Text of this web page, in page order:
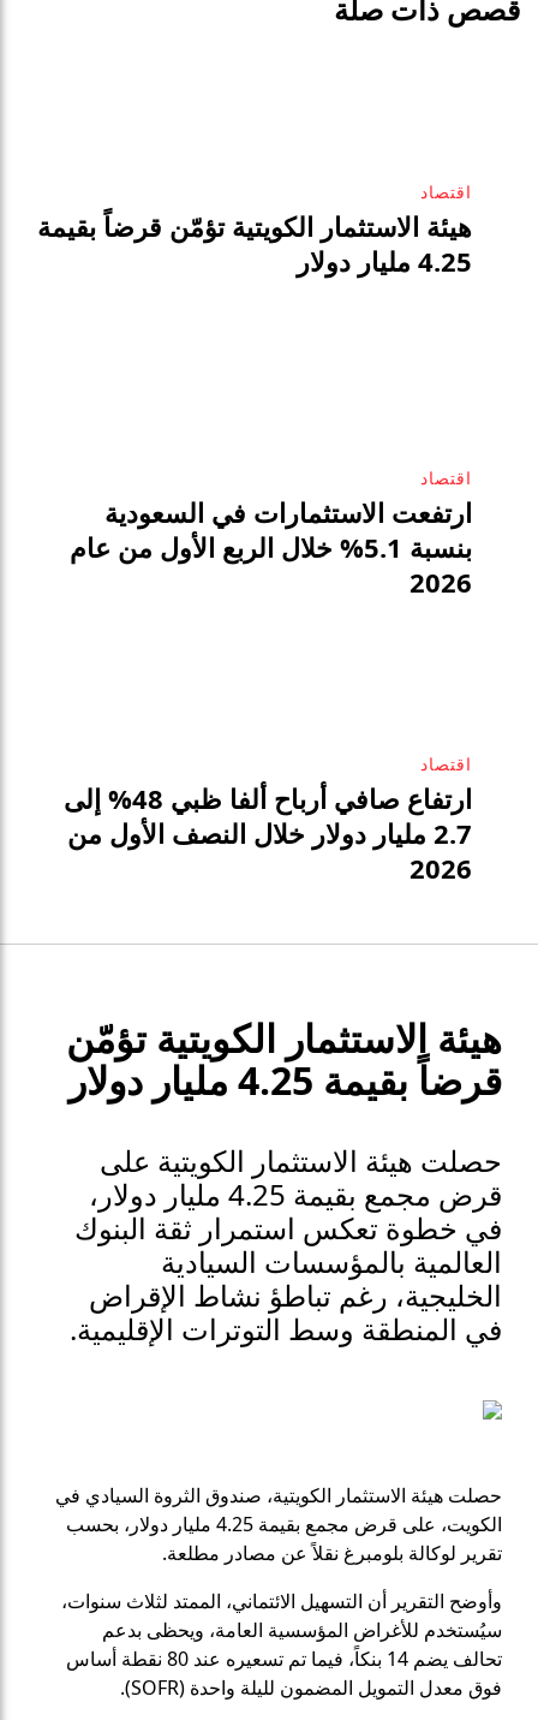
قصص ذات صلة
اقتصاد
هيئة الاستثمار الكويتية تؤمّن قرضاً بقيمة
4.25 مليار دولار
اقتصاد
ارتفعت الاستثمارات في السعودية
بنسبة 5.1% خلال الربع الأول من عام
2026
اقتصاد
ارتفاع صافي أرباح ألفا ظبي 48% إلى
2.7 مليار دولار خلال النصف الأول من
2026
هيئة الاستثمار الكويتية تؤمّن
قرضاً بقيمة 4.25 مليار دولار
حصلت هيئة الاستثمار الكويتية على
قرض مجمع بقيمة 4.25 مليار دولار،
في خطوة تعكس استمرار ثقة البنوك
العالمية بالمؤسسات السيادية
الخليجية، رغم تباطؤ نشاط الإقراض
في المنطقة وسط التوترات الإقليمية.
حصلت هيئة الاستثمار الكويتية، صندوق الثروة السيادي في
الكويت، على قرض مجمع بقيمة 4.25 مليار دولار، بحسب
تقرير لوكالة بلومبرغ نقلاً عن مصادر مطلعة.
وأوضح التقرير أن التسهيل الائتماني، الممتد لثلاث سنوات،
سيُستخدم للأغراض المؤسسية العامة، ويحظى بدعم
تحالف يضم 14 بنكاً، فيما تم تسعيره عند 80 نقطة أساس
فوق معدل التمويل المضمون لليلة واحدة (SOFR).